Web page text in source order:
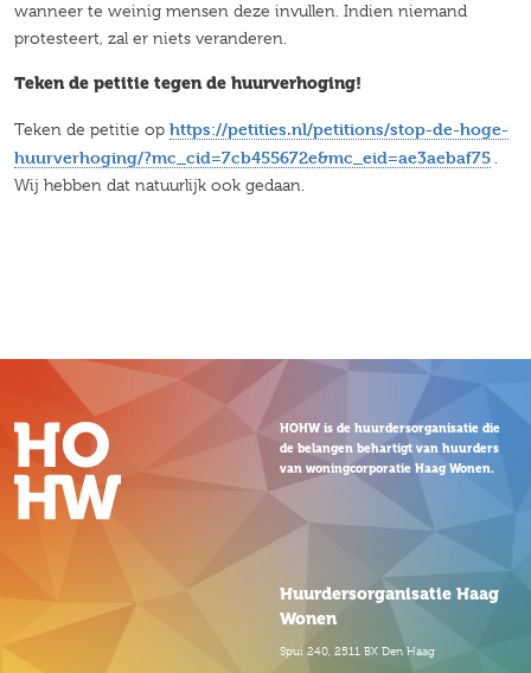
wanneer te weinig mensen deze invullen. Indien niemand
protesteert, zal er niets veranderen.
Teken de petitie tegen de huurverhoging!
Teken de petitie op https://petities.nl/petitions/stop-de-hoge-
huurverhoging/?mc_cid=7cb455672e&mc_eid=ae3aebaf75
Wij hebben dat natuurlijk ook gedaan.
HOHW is de huurdersorganisatie die
de belangen behartigt van huurders
van woningcorporatie Haag Wonen.
Huurdersorganisatie Haag
Wonen
Spui 240, 2511 BX Den Haag